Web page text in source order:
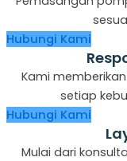
Hubungi Kami
Kami
setiap
Hubungi Kami
Mulai dari